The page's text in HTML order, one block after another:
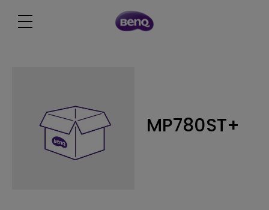
MP780ST+